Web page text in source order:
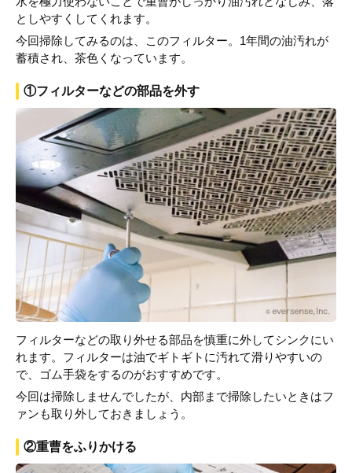
としやすくしてくれます。
今回掃除してみるのは、このフィルター。1年間の油汚れが
蓄積され、茶色くなっています。
①フィルターなどの部品を外す
フィルターなどの取り外せる部品を慎重に外してシンクにい
れます。フィルターは油でギトギトに汚れて滑りやすいの
で、ゴム手袋をするのがおすすめです。
今回は掃除しませんでしたが、内部まで掃除したいときはフ
ァンも取り外しておきましょう。
②重曹をふりかける